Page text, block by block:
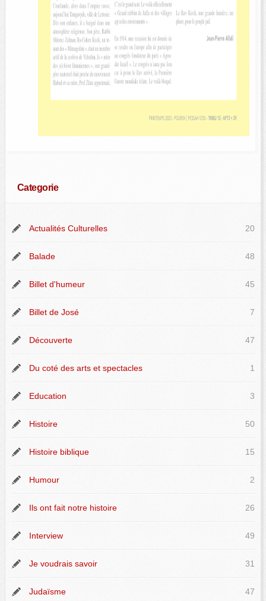
Categorie
Actualités Culturelles 20
Balade 48
Billet d'humeur 45
Billet de José 7
Découverte 47
Du coté des arts et spectacles 1
Education 3
Histoire 50
Histoire biblique 15
Humour 2
Ils ont fait notre histoire 26
Interview 49
Je voudrais savoir 31
Judaïsme 47